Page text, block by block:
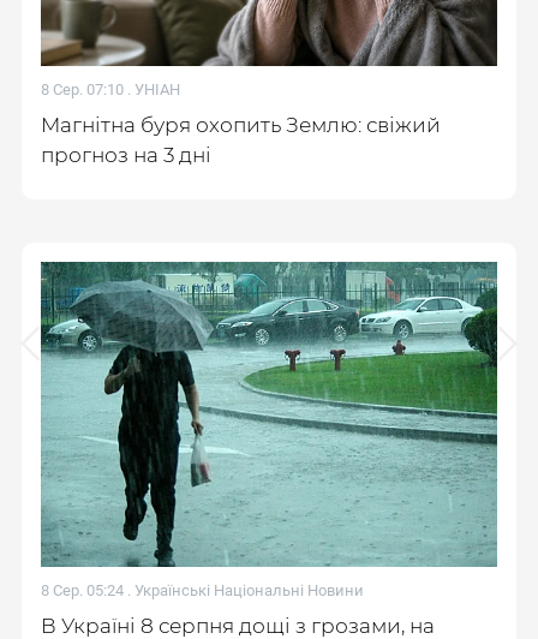
8 Сер. 07:10 . УНІАН
Магнітна буря охопить Землю: свіжий
прогноз на 3 дні
8 Сер. 05:24 . Українські Національні Новини
В Україні 8 серпня дощі з грозами, на